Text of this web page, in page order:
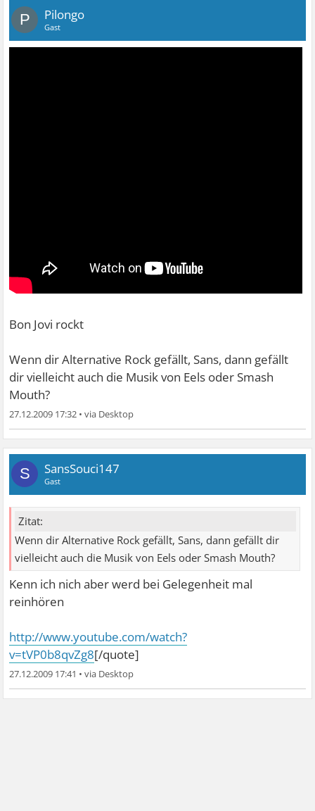
P Pilongo
Gast
Bon Jovi rockt
Wenn dir Alternative Rock gefällt, Sans, dann gefällt
dir vielleicht auch die Musik von Eels oder Smash
Mouth?
27.12.2009 17:32 •
S SansSouci147
Gast
Zitat:
Wenn dir Alternative Rock gefällt, Sans, dann gefällt dir
vielleicht auch die Musik von Eels oder Smash Mouth?
Kenn ich nich aber werd bei Gelegenheit mal
reinhören
http://www.youtube.com/watch?
v=tVP0b8qvZg8[/quote]
27.12.2009 17:41 •